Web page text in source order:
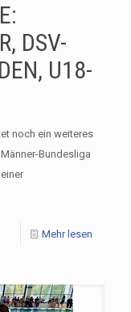
DSV-
U18-
noch ein weiteres
Bundesliga
Mehr lesen